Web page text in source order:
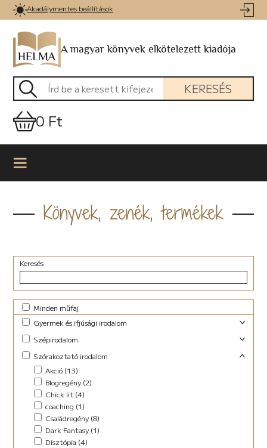
Akadálymentes beállítások
A magyar könyvek elkötelezett kiadója
KERESÉS
0 Ft
Könyvek, zenék, termékek
Keresés
Minden műfaj
Gyermek és ifjúsági irodalom
Foglalkoztató (29)
Ifjúsági (Young Adult) (47)
Lányregény (7)
Mese (141)
New Adult (9)
Novella (4)
Vers (27)
Szépirodalom
Családregény (3)
Novella (10)
Regény (13)
Szociodráma (2)
Vers (36)
Szórakoztató irodalom
Akció (13)
Blogregény (2)
Chick lit (4)
coaching (1)
Családregény (8)
Dark Fantasy (1)
Disztópia (4)